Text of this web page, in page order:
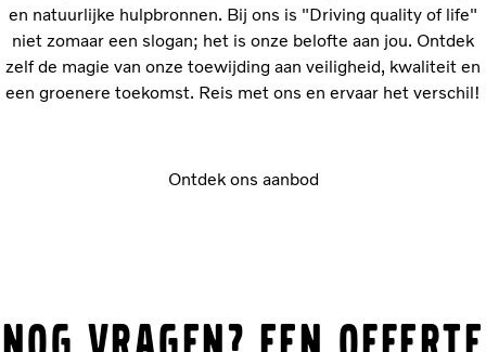
en natuurlijke hulpbronnen. Bij ons is "Driving quality of life"
niet zomaar een slogan; het is onze belofte aan jou. Ontdek
zelf de magie van onze toewijding aan veiligheid, kwaliteit en
een groenere toekomst. Reis met ons en ervaar het verschil!
Ontdek ons aanbod